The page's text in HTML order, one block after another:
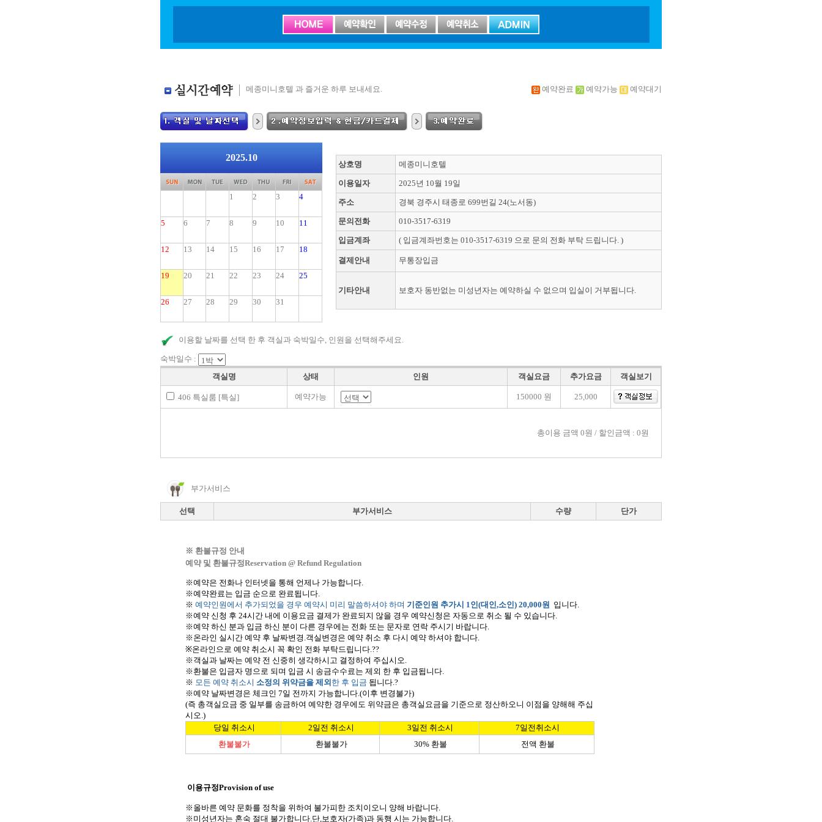
메종미니호텔 과 즐거운 하루 보내세요. 예약완료 예약가능 예약대기
2025.10
1 2 3 4
5 6 7 8 9 10 11
12 13 14 15 16 17 18
19 20 21 22 23 24 25
26 27 28 29 30 31
상호명 메종미니호텔
이용일자 2025년 10월 19일
주소 경북 경주시 태종로 699번길 24(노서동)
문의전화 010-3517-6319
입금계좌 ( 입금계좌번호는 010-3517-6319 으로 문의 전화 부탁 드립니다. )
결제안내 무통장입금
기타안내 보호자 동반없는 미성년자는 예약하실 수 없으며 입실이 거부됩니다.
이용할 날짜를 선택 한 후 객실과 숙박일수, 인원을 선택해주세요.
숙박일수 :
객실명
상태 인원 객실요금 추가요금 객실보기
406 특실룸 [특실] 예약가능 150000 원 25,000
총이용 금액 0원 / 할인금액 : 0원
부가서비스
선택 부가서비스 수량 단가
※ 환불규정 안내
예약 및 환불규정Reservation @ Refund Regulation
※예약은 전화나 인터넷을 통해 언제나 가능합니다.
※예약완료는 입금 순으로 완료됩니다.
※ 예약인원에서 추가되었을 경우 예약시 미리 말씀하셔야 하며 기준인원 추가시 1인(대인,소인) 20,000원 입니다.
※예약 신청 후 24시간 내에 이용요금 결제가 완료되지 않을 경우 예약신청은 자동으로 취소 될 수 있습니다.
※예약 하신 분과 입금 하신 분이 다른 경우에는 전화 또는 문자로 연락 주시기 바랍니다.
※ 온라인 실시간 예약 후 날짜변경 .객실변경은 예약 취소 후 다시 예약 하셔야 합니다.
※온라인으로 예약 취소시 꼭 확인 전화 부탁드립니다.??
※ 객실과 날짜는 예약 전 신중히 생각하시고 결정하여 주십시오.
※ 환불은 입금자 명으로 되며 입금 시 송금수수료는 제외 한 후 입금됩니다.
※ 모든 예약 취소시 소정의 위약금을 제외 한 후 입금 됩니다.?
※예약 날짜변경은 체크인 7일 전까지 가능합니다.(이후 변경불가)
(즉 총객실요금 중 일부를 송금하여 예약한 경우에도 위약금은 총객실요금을 기준으로 정산하오니 이점을 양해해 주십
시오.)
당일 취소시
2일전 취소시 3일전 취소시
7일전취소시
환불불가
환불불가 30% 환불 전액 환불
이용규정Provision of use
※ 올바른 예약 문화를 정착을 위하여 불가피한 조치이오니 양해 바랍니다
※ 미성년자는 혼숙 절대 불가합니다 단 보호자(가족)과 동행 시는 가능합니다